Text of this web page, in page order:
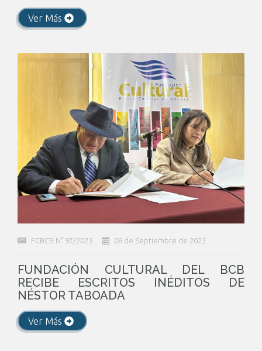
Ver Más
FCBCB N° 97/2023 08 de Septiembre de 2023
FUNDACIÓN CULTURAL DEL BCB
RECIBE ESCRITOS INÉDITOS DE
NÉSTOR TABOADA
Ver Más